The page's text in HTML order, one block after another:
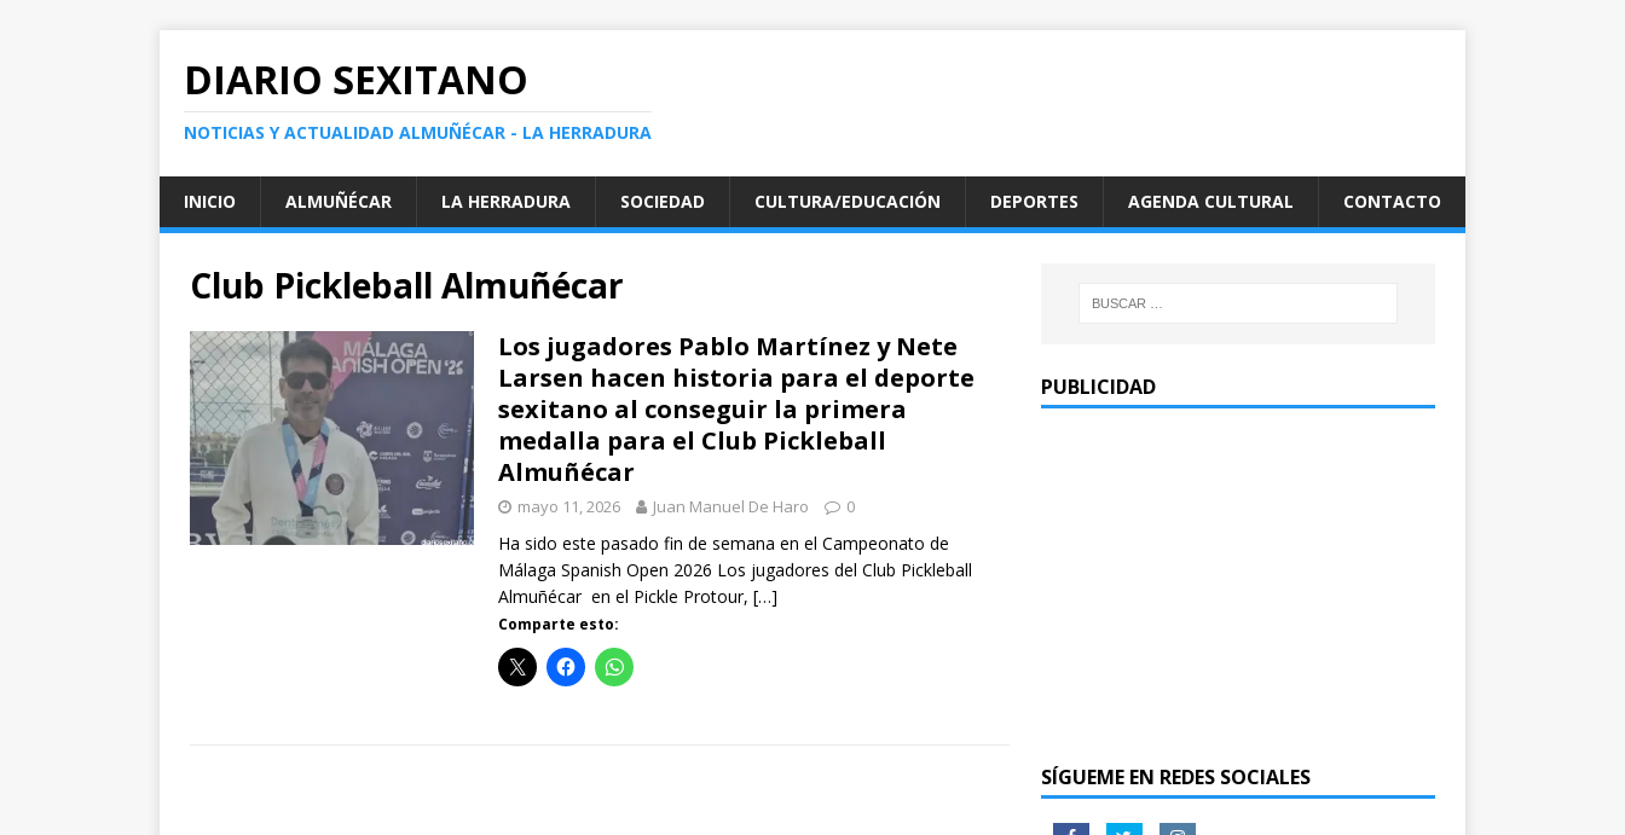
DIARIO SEXITANO
NOTICIAS Y ACTUALIDAD ALMUÑÉCAR - LA HERRADURA
INICIO ALMUÑÉCAR LA HERRADURA SOCIEDAD CULTURA/EDUCACIÓN DEPORTES AGENDA CULTURAL CONTACTO
Club Pickleball Almuñécar
Los jugadores Pablo Martínez y Nete
Larsen hacen historia para el deporte
sexitano al conseguir la primera
medalla para el Club Pickleball
Almuñécar
mayo 11, 2026 Juan Manuel De Haro 0
Ha sido este pasado fin de semana en el Campeonato de
Málaga Spanish Open 2026 Los jugadores del Club Pickleball
Almuñécar en el Pickle Protour, […]
Comparte esto:
PUBLICIDAD
SÍGUEME EN REDES SOCIALES